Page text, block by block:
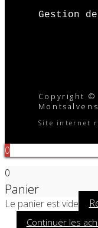
Gestion
Copyright ©
Montsalvens
Site internet
0
0
Panier
Le panier est vide
Continuer les